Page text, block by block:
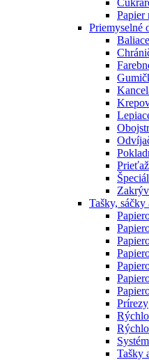
Papier
Priemyselné
Tašky, sáčky
Prírezy
Tašky